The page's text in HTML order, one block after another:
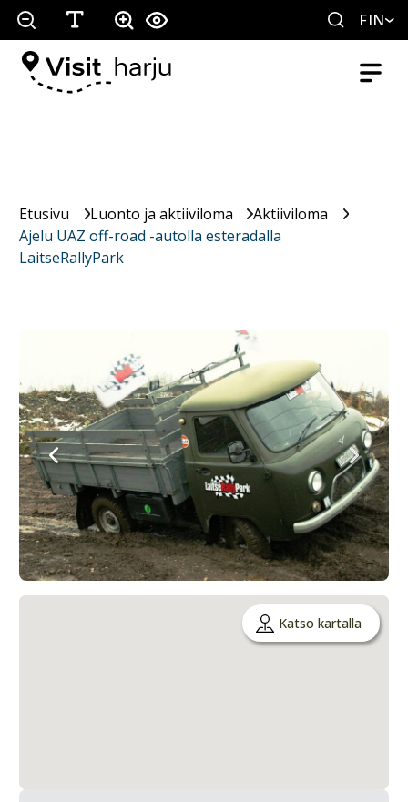
FIN
Etusivu Luonto ja aktiiviloma
Aktiiviloma
Ajelu UAZ off-road -autolla esteradalla
LaitseRallyPark
Katso kartalla